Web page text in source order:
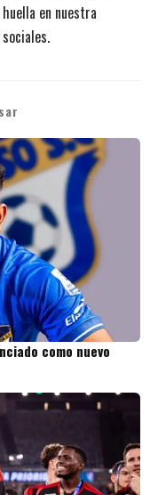
en nuestra
como nuevo